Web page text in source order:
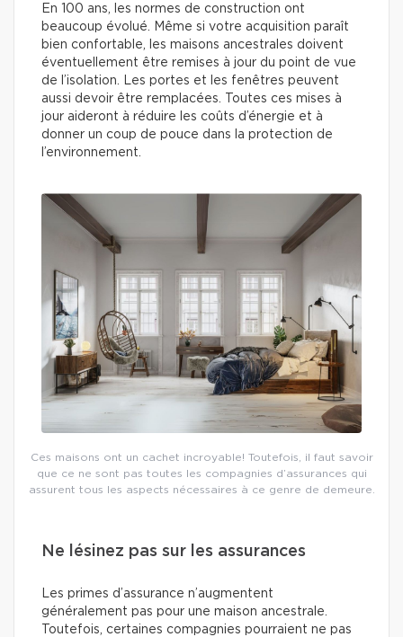
En 100 ans, les normes de construction ont
beaucoup évolué. Même si votre acquisition paraît
bien confortable, les maisons ancestrales doivent
éventuellement être remises à jour du point de vue
de l’isolation. Les portes et les fenêtres peuvent
aussi devoir être remplacées. Toutes ces mises à
jour aideront à réduire les coûts d’énergie et à
donner un coup de pouce dans la protection de
l’environnement.
Ces maisons ont un cachet incroyable! Toutefois, il faut savoir
que ce ne sont pas toutes les compagnies d’assurances qui
assurent tous les aspects nécessaires à ce genre de demeure.
Ne lésinez pas sur les assurances
Les primes d’assurance n’augmentent
généralement pas pour une maison ancestrale.
Toutefois, certaines compagnies pourraient ne pas